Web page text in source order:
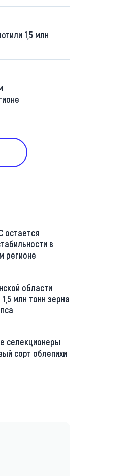
1,5 млн
остается
в
регионе
области
млн тонн зерна
селекционеры
сорт облепихи